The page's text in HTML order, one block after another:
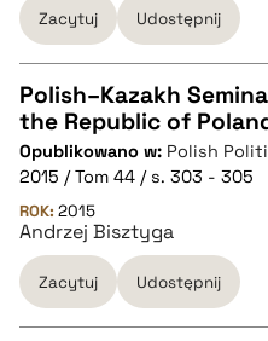
Zacytuj Udostępnij
CZYSTY TEKST
pobierz cytat
BIBTEX
Polish–Kazakh
the Republic of
Opublikowano w: Polish
2015 / Tom 44 / s. 303 - 305
ROK: 2015
Andrzej Bisztyga
Zacytuj Udostępnij